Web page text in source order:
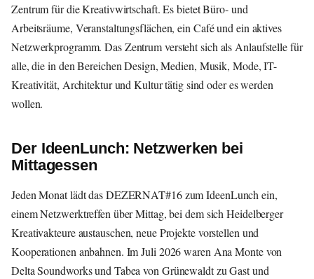
Zentrum für die Kreativwirtschaft. Es bietet Büro- und
Arbeitsräume, Veranstaltungsflächen, ein Café und ein aktives
Netzwerkprogramm. Das Zentrum versteht sich als Anlaufstelle für
alle, die in den Bereichen Design, Medien, Musik, Mode, IT-
Kreativität, Architektur und Kultur tätig sind oder es werden
wollen.
Der IdeenLunch: Netzwerken bei
Mittagessen
Jeden Monat lädt das DEZERNAT#16 zum IdeenLunch ein,
einem Netzwerktreffen über Mittag, bei dem sich Heidelberger
Kreativakteure austauschen, neue Projekte vorstellen und
Kooperationen anbahnen. Im Juli 2026 waren Ana Monte von
Delta Soundworks und Tabea von Grünewaldt zu Gast und